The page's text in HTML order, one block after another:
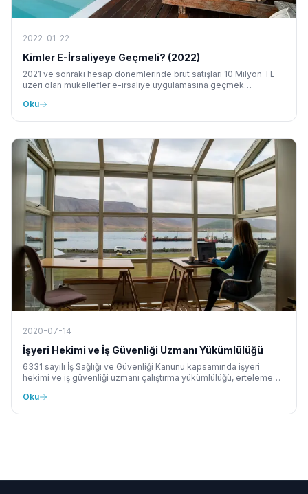
2022-01-22
Kimler E-İrsaliyeye Geçmeli? (2022)
2021 ve sonraki hesap dönemlerinde brüt satışları 10 Milyon TL
üzeri olan mükellefler e-irsaliye uygulamasına geçmek
Oku
2020-07-14
İşyeri Hekimi ve İş Güvenliği Uzmanı Yükümlülüğü
6331 sayılı İş Sağlığı ve Güvenliği Kanunu kapsamında işyeri
hekimi ve iş güvenliği uzmanı çalıştırma yükümlülüğü, erteleme
Oku